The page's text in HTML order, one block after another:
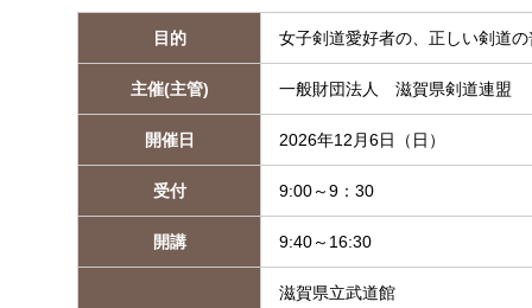
目的 女子剣道愛好者の、正しい剣道
主催(主管) 一般財団法人 滋賀県剣道連盟
開催日 2026年12月6日（日）
受付 9:00～9：30
開講 9:40～16:30
滋賀県立武道館